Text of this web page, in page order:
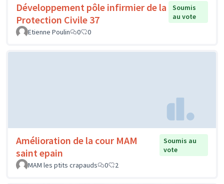
Développement pôle infirmier de la
Protection Civile 37
Soumis
au vote
Etienne Poulin
0 0
Amélioration de la cour MAM
saint epain
Soumis au
vote
MAM les ptits crapauds
0 2